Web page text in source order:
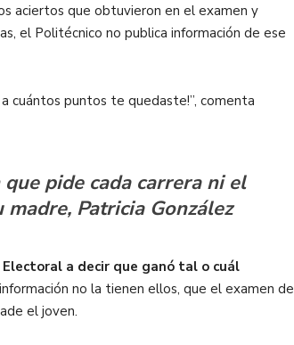
aciertos que obtuvieron en el examen y
el Politécnico no publica información de ese
cuántos puntos te quedaste!”, comenta
pide cada carrera ni el
Patricia González
a decir que ganó tal o cuál
no la tienen ellos, que el examen de
el joven.